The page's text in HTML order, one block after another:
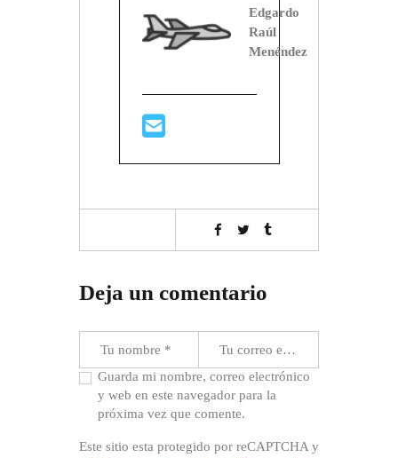
Edgardo
Raúl
Menéndez
Deja un comentario
Guarda mi nombre, correo electrónico
y web en este navegador para la
próxima vez que comente.
Este sitio esta protegido por reCAPTCHA y